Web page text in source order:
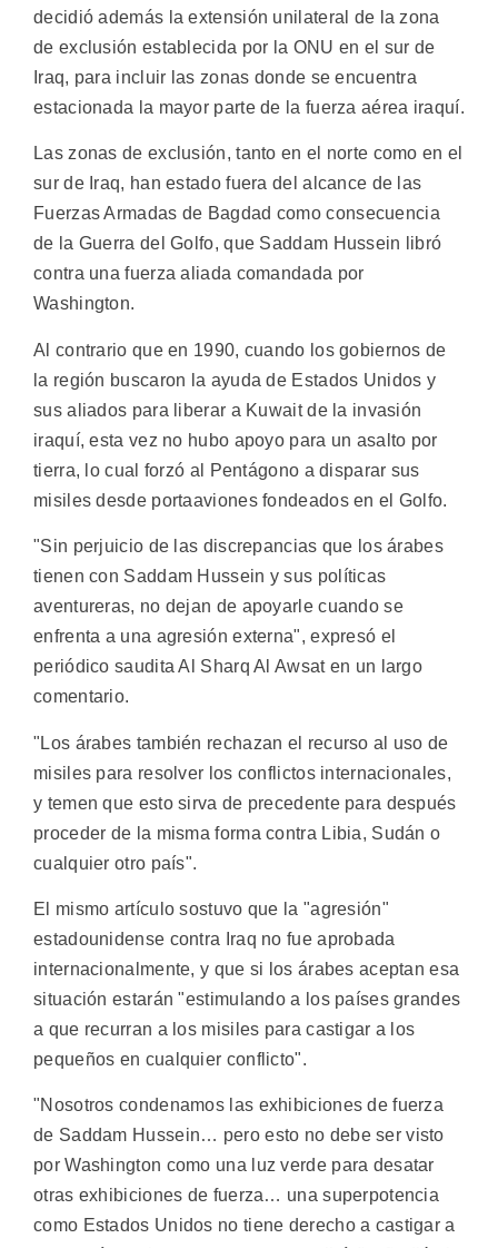
decidió además la extensión unilateral de la zona
de exclusión establecida por la ONU en el sur de
Iraq, para incluir las zonas donde se encuentra
estacionada la mayor parte de la fuerza aérea iraquí.
Las zonas de exclusión, tanto en el norte como en el
sur de Iraq, han estado fuera del alcance de las
Fuerzas Armadas de Bagdad como consecuencia
de la Guerra del Golfo, que Saddam Hussein libró
contra una fuerza aliada comandada por
Washington.
Al contrario que en 1990, cuando los gobiernos de
la región buscaron la ayuda de Estados Unidos y
sus aliados para liberar a Kuwait de la invasión
iraquí, esta vez no hubo apoyo para un asalto por
tierra, lo cual forzó al Pentágono a disparar sus
misiles desde portaaviones fondeados en el Golfo.
"Sin perjuicio de las discrepancias que los árabes
tienen con Saddam Hussein y sus políticas
aventureras, no dejan de apoyarle cuando se
enfrenta a una agresión externa", expresó el
periódico saudita Al Sharq Al Awsat en un largo
comentario.
"Los árabes también rechazan el recurso al uso de
misiles para resolver los conflictos internacionales,
y temen que esto sirva de precedente para después
proceder de la misma forma contra Libia, Sudán o
cualquier otro país".
El mismo artículo sostuvo que la "agresión"
estadounidense contra Iraq no fue aprobada
internacionalmente, y que si los árabes aceptan esa
situación estarán "estimulando a los países grandes
a que recurran a los misiles para castigar a los
pequeños en cualquier conflicto".
"Nosotros condenamos las exhibiciones de fuerza
de Saddam Hussein… pero esto no debe ser visto
por Washington como una luz verde para desatar
otras exhibiciones de fuerza… una superpotencia
como Estados Unidos no tiene derecho a castigar a